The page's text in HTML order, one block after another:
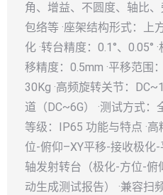
角、增益、不圆度、轴比
包络等 ·座架结构形式：上
化 ·转台精度：0.1°、0.05°
移精度：0.5mm ·平移范围
30Kg ·高频旋转关节：
道（DC~6G） ·测试方式：
等级：IP65 功能与特点 ·
位-俯仰–XY平移-接收极化-
轴发射转台（极化-方位-俯
动生成测试报告） ·兼容扫